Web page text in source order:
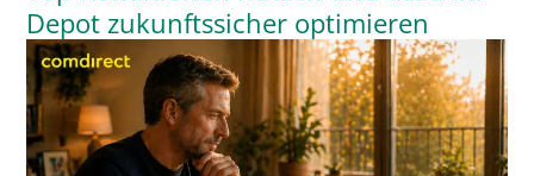
Depot zukunftssicher optimieren